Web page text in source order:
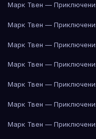
Марк Твен —
Марк Твен —
Марк Твен —
Марк Твен —
Марк Твен —
Марк Твен —
Марк Твен —